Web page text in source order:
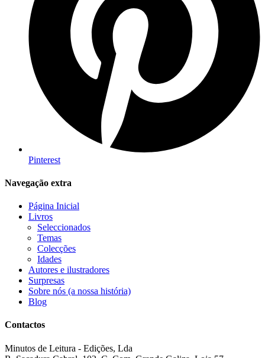
Pinterest
Navegação extra
Página Inicial
Livros
Seleccionados
Temas
Colecções
Idades
Autores e ilustradores
Surpresas
Sobre nós (a nossa história)
Blog
Contactos
Minutos de Leitura - Edições, Lda